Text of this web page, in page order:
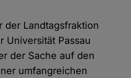
der Landtagsfraktion
Universität Passau
der Sache auf den
umfangreichen